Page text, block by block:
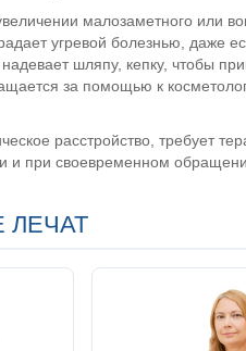
малозаметного или
угревой болезнью,
шляпу, кепку, чтобы
за помощью к
расстройство, требует
и при своевременном
ЛЕЧАТ